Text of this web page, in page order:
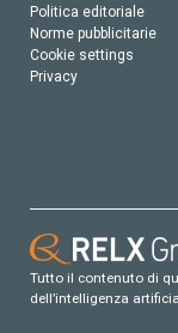
Politica editoriale
Norme pubblicitarie
Cookie settings
Privacy
Tutto il contenuto di
dell’intelligenza